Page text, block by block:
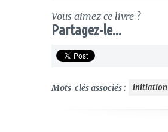
Vous aimez ce livre ?
Partagez-le...
Mots-clés associés : initiation